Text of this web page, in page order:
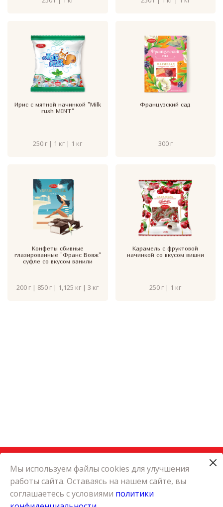
Ирис с мятной начинкой "Milk
rush MINT"
250 г | 1 кг | 1 кг
Французский сад
300 г
Конфеты сбивные
глазированные "Франс Вояж"
суфле со вкусом ванили
200 г | 850 г | 1,125 кг | 3 кг
Карамель с фруктовой
начинкой со вкусом вишни
250 г | 1 кг
КАТАЛОГ
КАРЬЕРА
Мы используем файлы cookies для улучшения
работы сайта. Оставаясь на нашем сайте, вы
соглашаетесь с условиями политики